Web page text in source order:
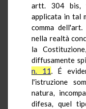
artt. 304 bis,
applicata in tal
comma
nella realtà
la
diffusamente
n. 11. É
l'istruzione
natura,
difesa, quel